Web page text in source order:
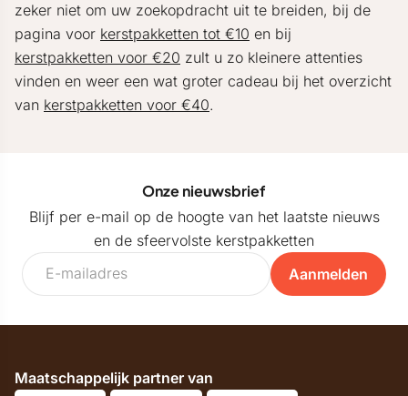
zeker niet om uw zoekopdracht uit te breiden, bij de
pagina voor kerstpakketten tot €10 en bij
kerstpakketten voor €20 zult u zo kleinere attenties
vinden en weer een wat groter cadeau bij het overzicht
van kerstpakketten voor €40.
Onze nieuwsbrief
Blijf per e-mail op de hoogte van het laatste nieuws
en de sfeervolste kerstpakketten
Aanmelden
Maatschappelijk partner van